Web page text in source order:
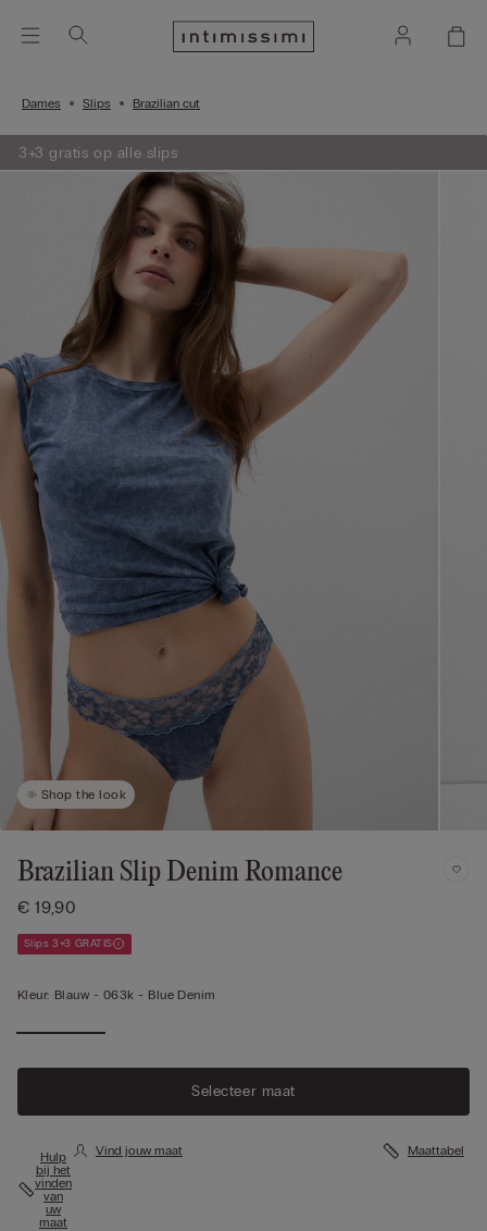
Dames Slips Brazilian cut
3+3 gratis op alle slips
Shop the look
Brazilian Slip Denim Romance
€ 19,90
Slips 3+3 GRATIS
Kleur: Blauw - 063k - Blue Denim
Selecteer maat
Hulp
bij het
vinden
van
uw
maat
Vind jouw maat Maattabel